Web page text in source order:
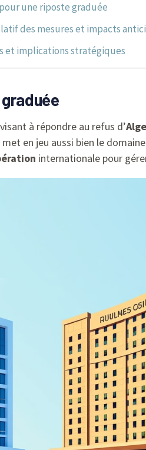
une riposte graduée
des mesures et impacts
et implications stratégiques
à répondre au refus d’
met en jeu aussi bien le
internationale pour